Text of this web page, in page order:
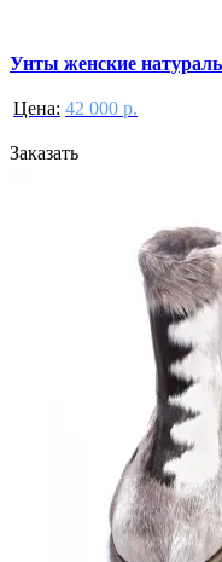
Унты женские
Цена: 42 000 р.
Заказать